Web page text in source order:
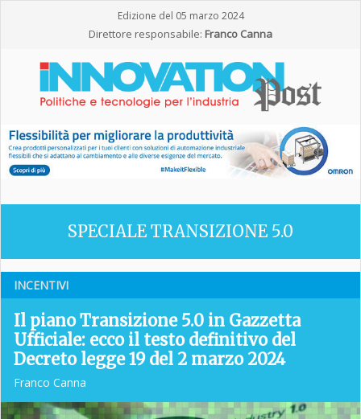
Edizione del 05 marzo 2024
Direttore responsabile: Franco Canna
SPECIALE TRANSIZIONE 5.0
INCENTIVI
Il piano Transizione 5.0 in Gazzetta
Ufficiale: ecco il testo definitivo del
Decreto legge 19 del 2 marzo 2024
Franco Canna